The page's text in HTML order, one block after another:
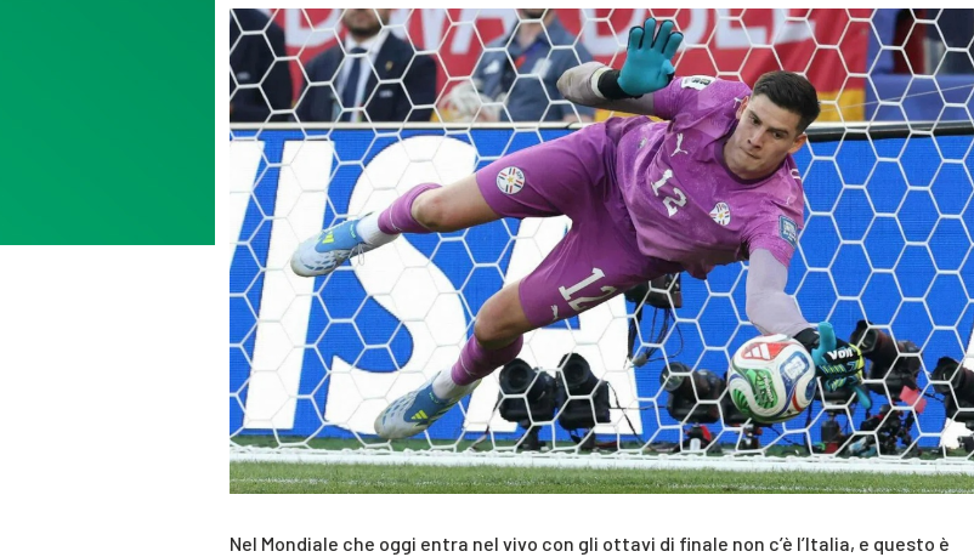
Nel Mondiale che oggi entra nel vivo con gli ottavi di finale non c’è l’Italia, e questo è